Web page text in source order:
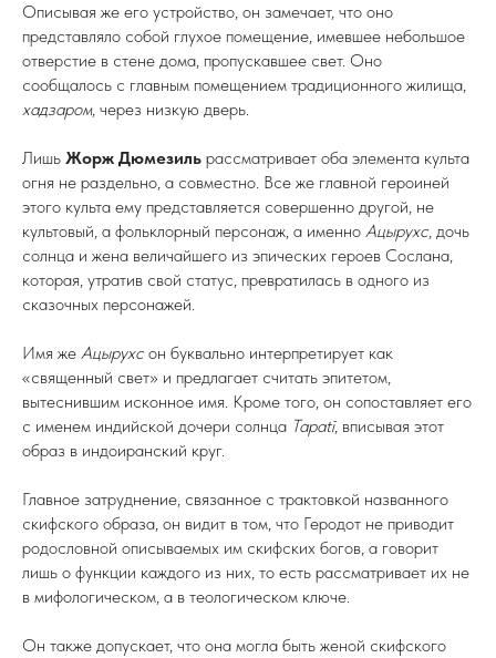
Описывая же его устройство, он замечает, что оно
представляло собой глухое помещение, имевшее небольшое
отверстие в стене дома, пропускавшее свет. Оно
сообщалось с главным помещением традиционного жилища,
хадзаром, через низкую дверь.
Лишь Жорж Дюмезиль рассматривает оба элемента культа
огня не раздельно, а совместно. Все же главной героиней
этого культа ему представляется совершенно другой, не
культовый, а фольклорный персонаж, а именно Ацырухс, дочь
солнца и жена величайшего из эпических героев Сослана,
которая, утратив свой статус, превратилась в одного из
сказочных персонажей.
Имя же Ацырухс он буквально интерпретирует как
«священный свет» и предлагает считать эпитетом,
вытеснившим исконное имя. Кроме того, он сопоставляет его
с именем индийской дочери солнца Tapatī, вписывая этот
образ в индоиранский круг.
Главное затруднение, связанное с трактовкой названного
скифского образа, он видит в том, что Геродот не приводит
родословной описываемых им скифских богов, а говорит
лишь о функции каждого из них, то есть рассматривает их не
в мифологическом, а в теологическом ключе.
Он также допускает, что она могла быть женой скифского